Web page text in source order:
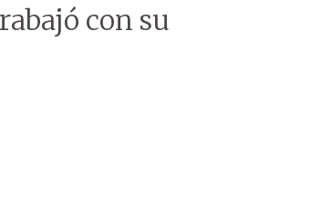
con su